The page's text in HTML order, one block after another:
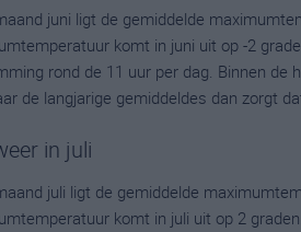
juni ligt de gemiddelde
komt in juni uit op -2
rond de 11 uur per dag. Binnen de
de langjarige gemiddeldes dan zorgt
in juli
juli ligt de gemiddelde
komt in juli uit op 2